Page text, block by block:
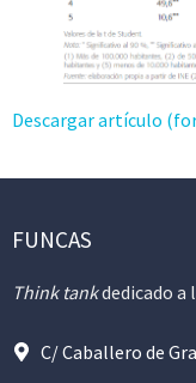
Descargar artículo
FUNCAS
Think tankdedicado a
C/ Caballero de